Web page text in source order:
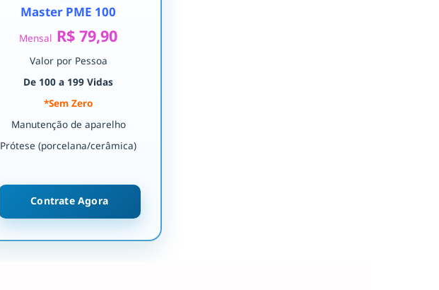
Master PME 100
Mensal R$ 79,90
Valor por Pessoa
De 100 a 199 Vidas
*Sem Zero
Manutenção de aparelho
Prótese (porcelana/cerâmica)
Contrate Agora